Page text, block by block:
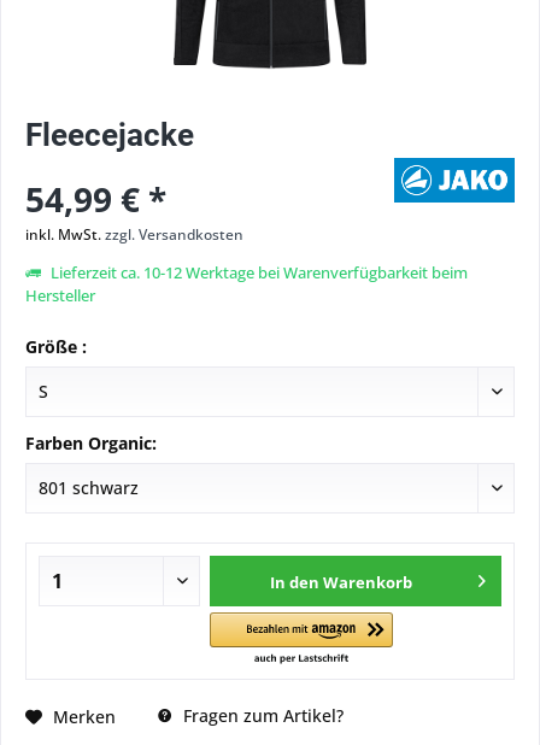
Fleecejacke
54,99 € *
inkl. MwSt.zzgl. Versandkosten
Lieferzeit ca. 10-12 Werktage bei Warenverfügbarkeit beim
Hersteller
Größe :
Farben Organic:
In den Warenkorb
Merken Fragen zum Artikel?